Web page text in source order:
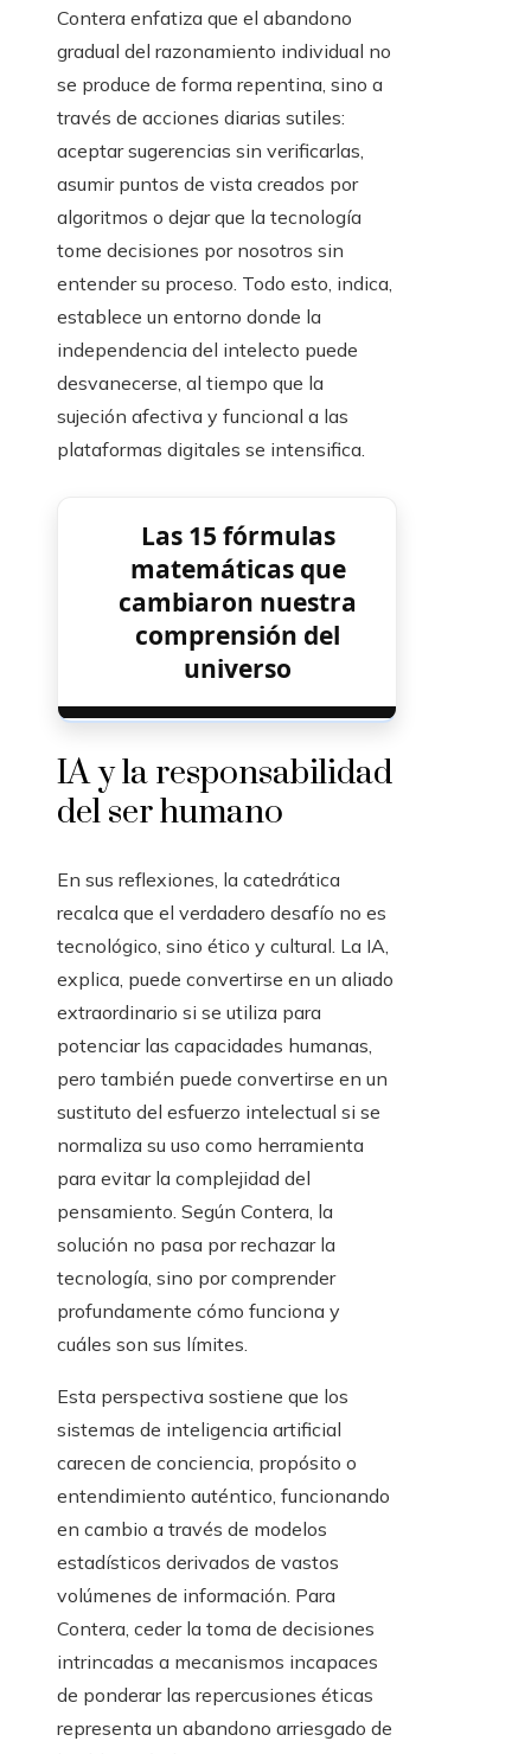
Contera enfatiza que el abandono
gradual del razonamiento individual no
se produce de forma repentina, sino a
través de acciones diarias sutiles:
aceptar sugerencias sin verificarlas,
asumir puntos de vista creados por
algoritmos o dejar que la tecnología
tome decisiones por nosotros sin
entender su proceso. Todo esto, indica,
establece un entorno donde la
independencia del intelecto puede
desvanecerse, al tiempo que la
sujeción afectiva y funcional a las
plataformas digitales se intensifica.
Las 15 fórmulas
matemáticas que
cambiaron nuestra
comprensión del
universo
IA y la responsabilidad
del ser humano
En sus reflexiones, la catedrática
recalca que el verdadero desafío no es
tecnológico, sino ético y cultural. La IA,
explica, puede convertirse en un aliado
extraordinario si se utiliza para
potenciar las capacidades humanas,
pero también puede convertirse en un
sustituto del esfuerzo intelectual si se
normaliza su uso como herramienta
para evitar la complejidad del
pensamiento. Según Contera, la
solución no pasa por rechazar la
tecnología, sino por comprender
profundamente cómo funciona y
cuáles son sus límites.
Esta perspectiva sostiene que los
sistemas de inteligencia artificial
carecen de conciencia, propósito o
entendimiento auténtico, funcionando
en cambio a través de modelos
estadísticos derivados de vastos
volúmenes de información. Para
Contera, ceder la toma de decisiones
intrincadas a mecanismos incapaces
de ponderar las repercusiones éticas
representa un abandono arriesgado de